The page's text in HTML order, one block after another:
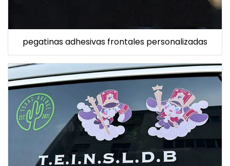
pegatinas adhesivas frontales personalizadas